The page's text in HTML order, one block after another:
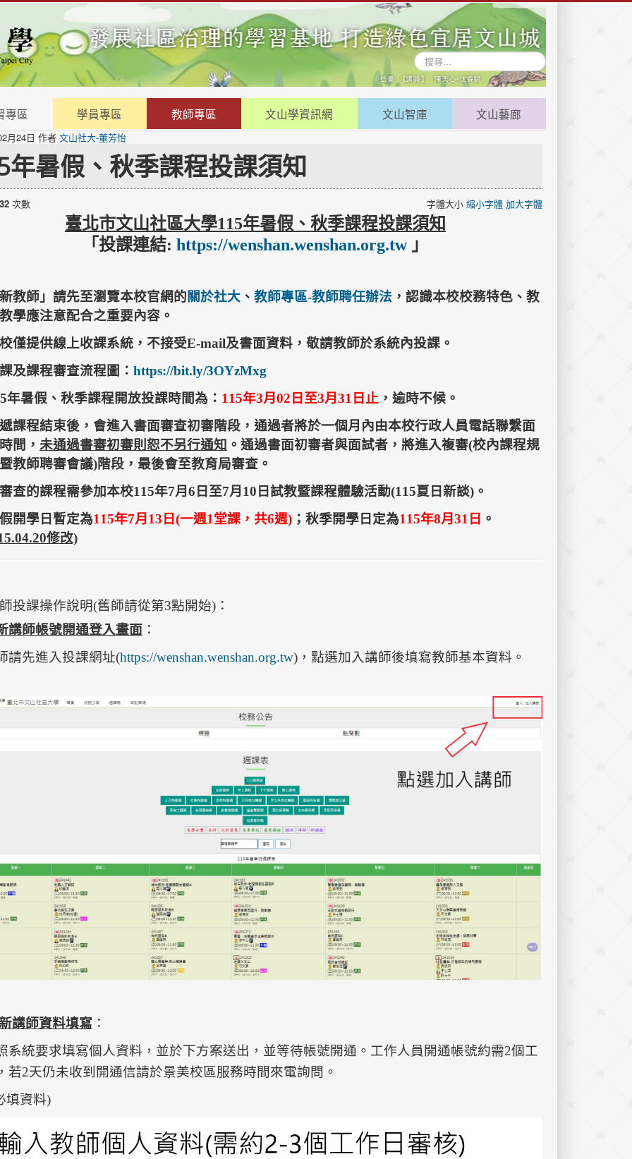
搜
尋...
專區 學員專區 教師專區 文山學資訊網 文山智庫 文山藝廊
月24日
年暑假、秋季課程投課須知
作者 文山社大-董芳怡
字體大小 縮小字體 加大字體
臺北市文山社區大學115年暑假、秋季課程投課須知
「投課連結:https://wenshan.wenshan.org.tw」
教師」請先至瀏覽本校官網的關於社大、 教師專區-教師聘任辦法，認識本校校務特色、教
學應注意配合之重要內容。
僅提供線上收課系統，不接受E-mail及書面資料，敬請教師於系統內投課。
及課程審查流程圖： https://bit.ly/3OYzMxg
年暑假、秋季課程開放投課時間為： 115年3月02日至3月31日止 ，逾時不候。
課程結束後，會進入書面審查初審階段，通過者將於一個月內由本校行政人員電話聯繫面
間， 未通過書審初審則恕不另行通知 。通過書面初審者與面試者，將進入複審(校內課程規
教師聘審會議)階段，最後會至教育局審查。
查的課程需參加本校115年7月6日至7月10日 試教暨課程體驗活動(115夏日新談)。
開學日暫定為115年7月13日(一週1堂課，共6週)；秋季開學日定為115年8月31日 。
修改)
投課操作說明(舊師請從第3點開始)：
講師帳號開通登入畫面：
請先進入投課網址(https://wenshan.wenshan.org.tw)，點選加入講師後填寫教師基本資料。
講師資料填寫 ：
系統要求填寫個人資料，並於下方案送出，並等待帳號開通。工作人員開通帳號約需2個工
若2天仍未收到開通信請於景美校區服務時間來電詢問。
填資料)
次數